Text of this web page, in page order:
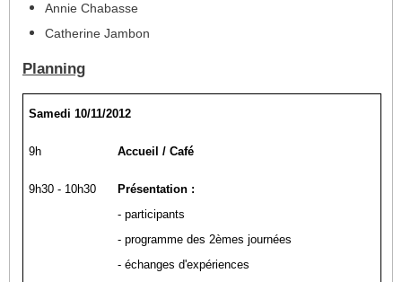
Annie Chabasse
Catherine Jambon
Planning
Samedi 10/11/2012
9h Accueil / Café
9h30 - 10h30
Présentation :
- participants
- programme des 2èmes journées
- échanges d'expériences